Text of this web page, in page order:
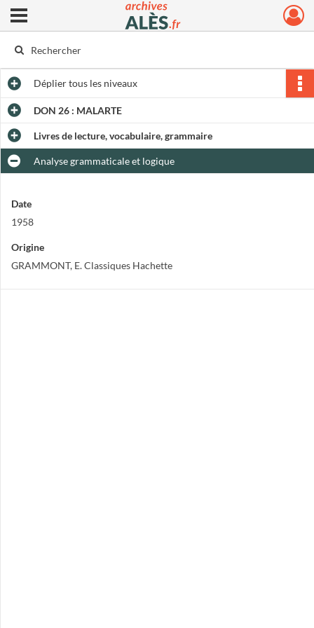
Archives municipales d'Alès
Ouvrir le menu déroulant
Dépliertous les niveaux
DON 26 : MALARTE
Livres de lecture, vocabulaire, grammaire
Analyse grammaticale et logique
Date
1958
Origine
GRAMMONT, E. Classiques Hachette